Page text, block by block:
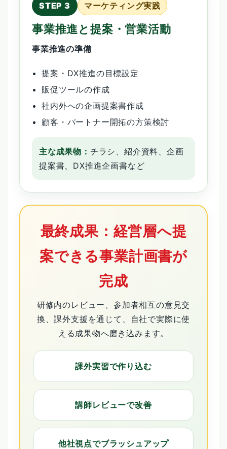
マーケティング実践
事業推進と提案・営業活動
事業推進の準備
提案・DX推進の目標設定
販促ツールの作成
社内外への企画提案書作成
顧客・パートナー開拓の方策検討
主な成果物： チラシ、紹介資料、企画
提案書、DX推進企画書など
最終成果：経営層へ提
案できる事業計画書が
完成
研修内のレビュー、参加者相互の意見交
換、課外支援を通じて、自社で実際に使
える成果物へ磨き込みます。
課外実習で作り込む
講師レビューで改善
他社視点でブラッシュアップ